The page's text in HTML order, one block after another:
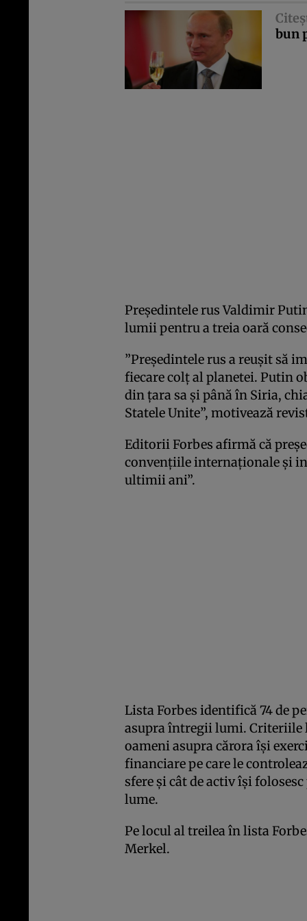
bun
Preşedintele rus Valdimir
lumii pentru a treia oară
”Preşedintele rus a reuşit să
fiecare colţ al planetei. Putin
din ţara sa şi până în Siria,
Statele Unite”, motivează
Editorii Forbes afirmă că
convenţiile internaţionale şi
ultimii ani”.
Lista Forbes identifică 74 de
asupra întregii lumi. Criteriile
oameni asupra cărora îşi
financiare pe care le
sfere şi cât de activ îşi
lume.
Pe locul al treilea în lista
Merkel.